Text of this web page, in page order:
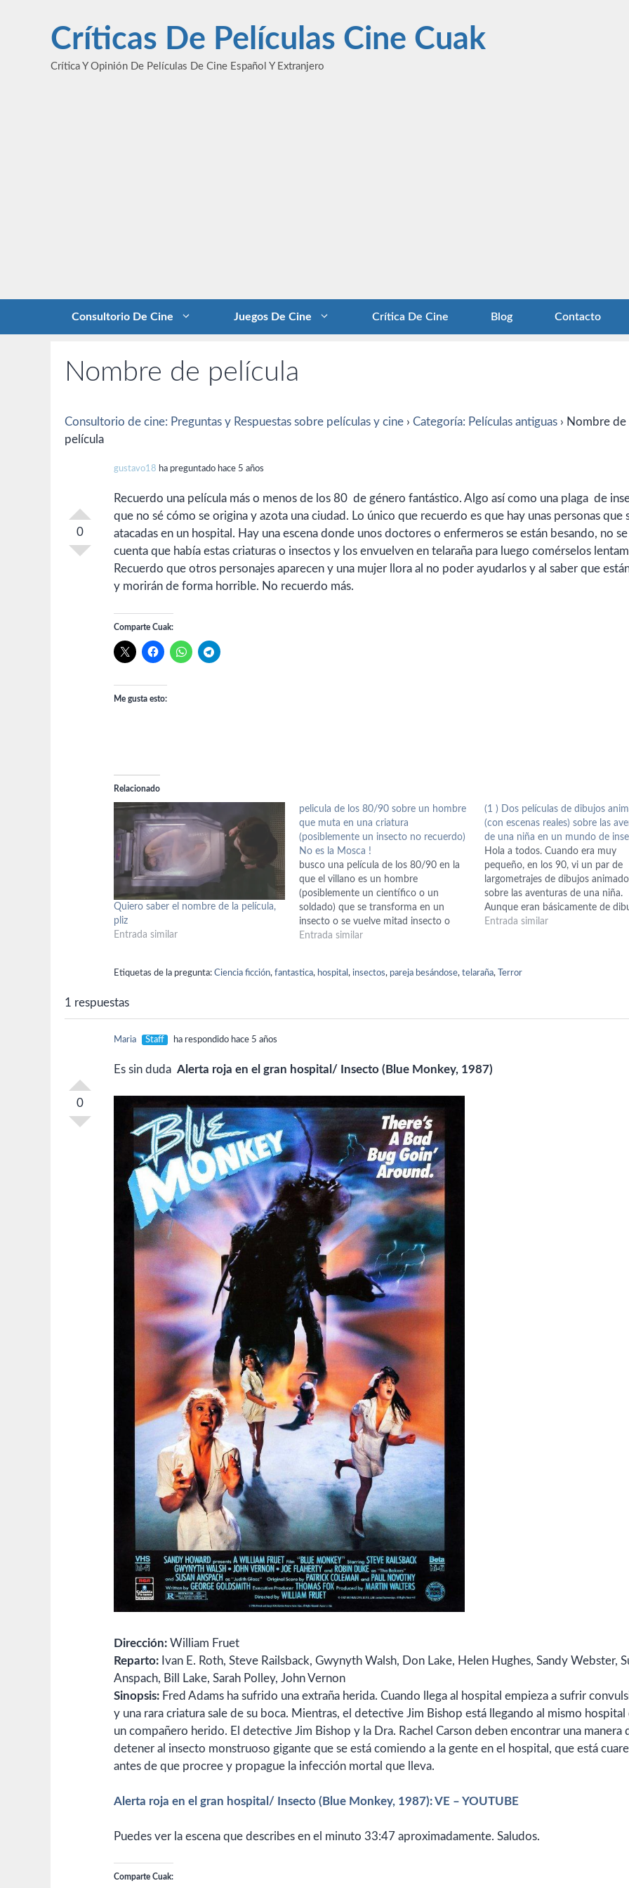
contenidoCríticas De Películas Cine Cuak
Crítica Y Opinión De Películas De Cine Español Y Extranjero
Consultorio De Cine Juegos De Cine Crítica De Cine Blog Contacto
Nombre de película
Consultorio de cine: Preguntas y Respuestas sobre películas y cine › Categoría: Películas antiguas › Nombre de
película
0
gustavo18 ha preguntado hace 5 años
Recuerdo una película más o menos de los 80 de género fantástico. Algo así como una plaga de
que no sé cómo se origina y azota una ciudad. Lo único que recuerdo es que hay unas personas que
atacadas en un hospital. Hay una escena donde unos doctores o enfermeros se están besando, no
cuenta que había estas criaturas o insectos y los envuelven en telaraña para luego comérselos
Recuerdo que otros personajes aparecen y una mujer llora al no poder ayudarlos y al saber que
y morirán de forma horrible. No recuerdo más.
Comparte Cuak:
Me gusta esto:
Relacionado
Quiero saber el nombre de la película,
pliz
Entrada similar
pelicula de los 80/90 sobre un hombre
que muta en una criatura
(posiblemente un insecto no recuerdo)
No es la Mosca !
busco una película de los 80/90 en la
que el villano es un hombre
(posiblemente un científico o un
soldado) que se transforma en un
insecto o se vuelve mitad insecto o
alguna criatura así posiblemente a
Entrada similar
(1 ) Dos películas de dibujos
(con escenas reales) sobre las
de una niña en un mundo de
Hola a todos. Cuando era muy
pequeño, en los 90, vi un par de
largometrajes de dibujos
sobre las aventuras de una niña.
Aunque eran básicamente de
animados, lo curioso es que había
Entrada similar
Etiquetas de la pregunta: Ciencia ficción, fantastica, hospital , insectos, pareja besándose, telaraña, Terror
1 respuestas
0
Maria Staff ha respondido hace 5 años
Es sin duda Alerta roja en el gran hospital/ Insecto (Blue Monkey, 1987)
Dirección: William Fruet
Reparto: Ivan E. Roth, Steve Railsback, Gwynyth Walsh, Don Lake, Helen Hughes, Sandy Webster,
Anspach, Bill Lake, Sarah Polley, John Vernon
Sinopsis: Fred Adams ha sufrido una extraña herida. Cuando llega al hospital empieza a sufrir
y una rara criatura sale de su boca. Mientras, el detective Jim Bishop está llegando al mismo hospital
un compañero herido. El detective Jim Bishop y la Dra. Rachel Carson deben encontrar una manera
detener al insecto monstruoso gigante que se está comiendo a la gente en el hospital, que está
antes de que procree y propague la infección mortal que lleva.
Alerta roja en el gran hospital/ Insecto (Blue Monkey, 1987): VE – YOUTUBE
Puedes ver la escena que describes en el minuto 33:47 aproximadamente. Saludos.
Comparte Cuak: